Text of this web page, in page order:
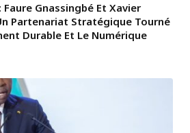
Gnassingbé Et Xavier
Partenariat Stratégique Tourné
Durable Et Le Numérique